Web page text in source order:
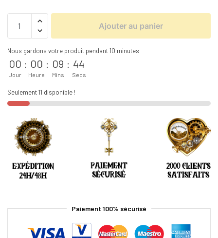
Ajouter au panier
Nous gardons votre produit pendant 10 minutes
00
Jour
: 00
Heure
: 09
Mins
: 44
Secs
Seulement 11 disponible !
Paiement 100% sécurisé